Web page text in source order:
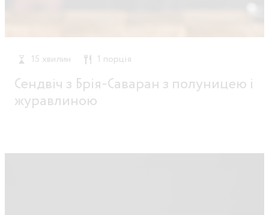
15 хвилин 1 порція
Сендвіч з Брія-Саваран з полуницею і
журавлиною